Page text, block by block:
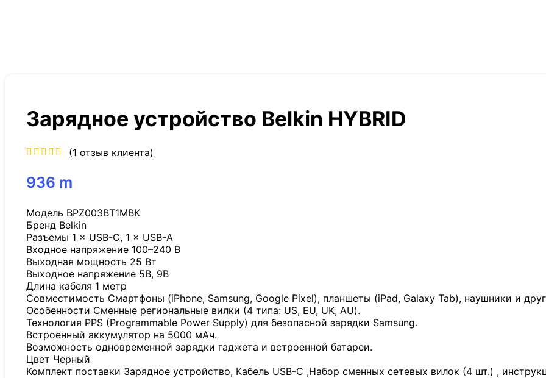
Зарядное устройство Belkin HYBRID
(1 отзыв клиента)
936 m
Модель BPZ003BT1MBK
Бренд Belkin
Разъемы 1 × USB-C, 1 × USB-A
Входное напряжение 100–240 В
Выходная мощность 25 Вт
Выходное напряжение 5В, 9В
Длина кабеля 1 метр
Совместимость Смартфоны (iPhone, Samsung, Google Pixel), планшеты (iPad, Galaxy Tab), наушники и
Особенности Сменные региональные вилки (4 типа: US, EU, UK, AU).
Технология PPS (Programmable Power Supply) для безопасной зарядки Samsung.
Встроенный аккумулятор на 5000 мАч.
Возможность одновременной зарядки гаджета и встроенной батареи.
Цвет Черный
Комплект поставки Зарядное устройство, Кабель USB-C ,Набор сменных сетевых вилок (4 шт.) ,